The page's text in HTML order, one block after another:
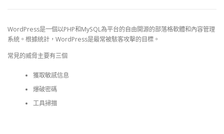
WordPress是一個以PHP和MySQL為平台的自由開源的部落格軟體和內容管理
系統。根據統計，WordPress是最常被駭客攻擊的目標。
常見的威脅主要有三個
獲取敏感信息
爆破密碼
工具掃描